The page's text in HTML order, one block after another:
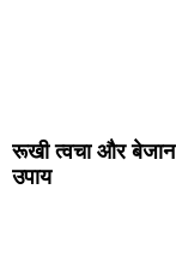
रूखी त्वचा और
उपाय